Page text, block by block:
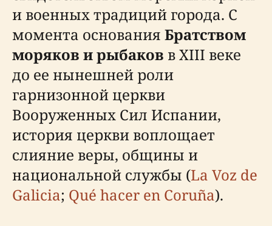
и военных традиций города. С
момента основания Братством
моряков и рыбаков в XIII веке
до ее нынешней роли
гарнизонной церкви
Вооруженных Сил Испании,
история церкви воплощает
слияние веры, общины и
национальной службы (La Voz de
Galicia; Qué hacer en Coruña).